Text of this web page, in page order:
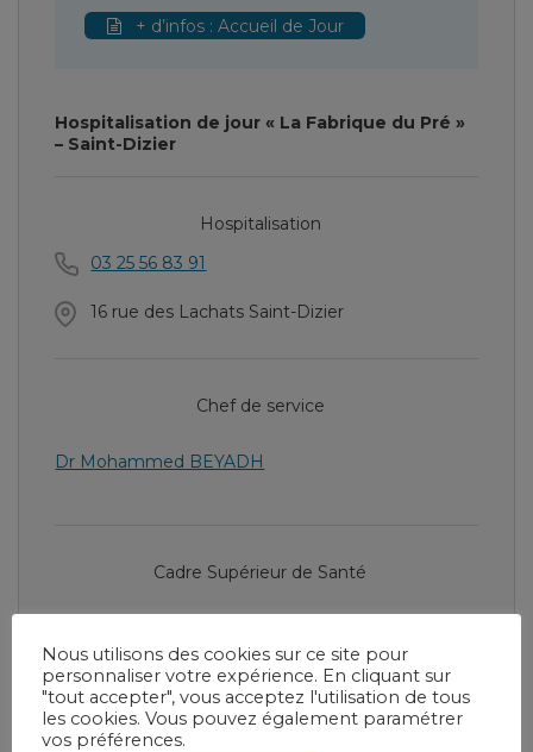
+ d’infos : Accueil de Jour
Hospitalisation de jour « La Fabrique du Pré »
– Saint-Dizier
Hospitalisation
03 25 56 83 91
16 rue des Lachats Saint-Dizier
Chef de service
Dr Mohammed BEYADH
Cadre Supérieur de Santé
Cadre de Santé
Céline FRANCOIS
Nous utilisons des cookies sur ce site pour
personnaliser votre expérience. En cliquant sur
"tout accepter", vous acceptez l'utilisation de tous
les cookies. Vous pouvez également paramétrer
vos préférences.